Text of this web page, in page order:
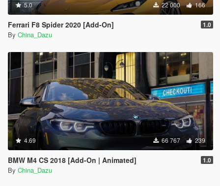
5.0 22 000 166
Ferrari F8 Spider 2020 [Add-On] 1.0
By China_Dazu
4.69 66 767 239
BMW M4 CS 2018 [Add-On | Animated] 1.0
By China_Dazu